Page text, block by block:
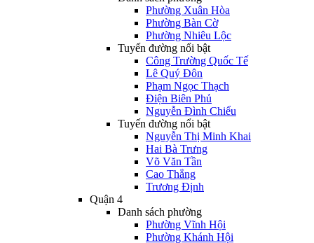
Phường Xuân Hòa
Phường Bàn Cờ
Phường Nhiêu Lộc
Tuyến đường nổi bật
Công Trường Quốc Tế
Lê Quý Đôn
Phạm Ngọc Thạch
Điện Biên Phủ
Nguyễn Đình Chiểu
Tuyến đường nổi bật
Nguyễn Thị Minh Khai
Hai Bà Trưng
Võ Văn Tần
Cao Thắng
Trương Định
Quận 4
Danh sách phường
Phường Vĩnh Hội
Phường Khánh Hội